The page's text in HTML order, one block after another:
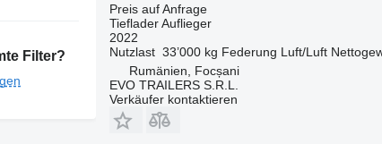
Filter?
Preis auf Anfrage
Tieflader Auflieger
2022
Nutzlast 33’000 kg Federung Luft/Luft
Rumänien, Focșani
EVO TRAILERS S.R.L.
Verkäufer kontaktieren